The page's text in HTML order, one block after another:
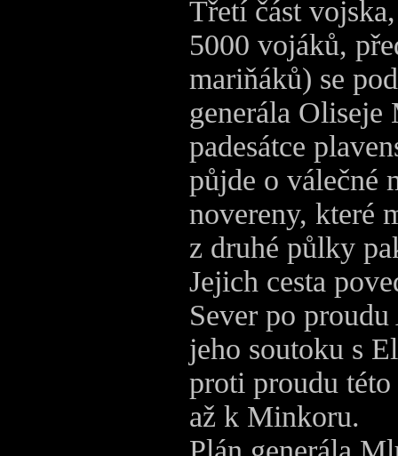
Třetí část
5000 vojáků,
mariňáků) se
generála
padesátce
půjde o válečné
novereny, které
z druhé půlky
Jejich cesta
Sever po
jeho soutoku s
proti proudu
až k Minkoru.